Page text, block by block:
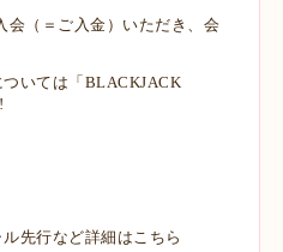
（＝ご入金）いただき、会
いては「BLACKJACK
先行など詳細はこちら